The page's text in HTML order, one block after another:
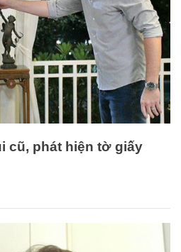
cũ, phát hiện tờ giấy